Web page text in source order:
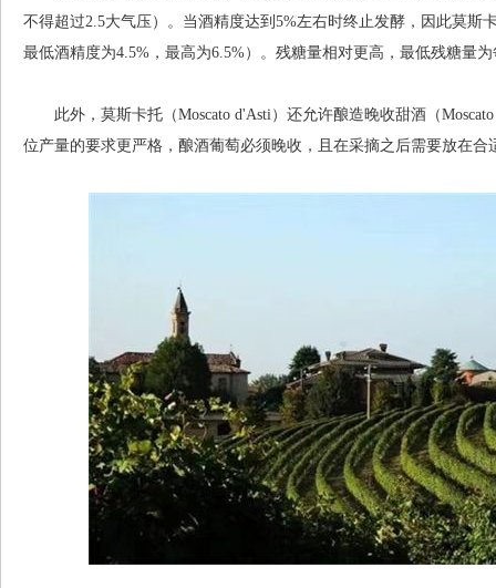
不得超过2.5大气压）。当酒精度达到5%左右时终止发酵，因此莫斯
最低酒精度为4.5%，最高为6.5%）。残糖量相对更高，最低残糖量为
此外，莫斯卡托（Moscato d'Asti）还允许酿造晚收甜酒（Moscato
位产量的要求更严格，酿酒葡萄必须晚收，且在采摘之后需要放在